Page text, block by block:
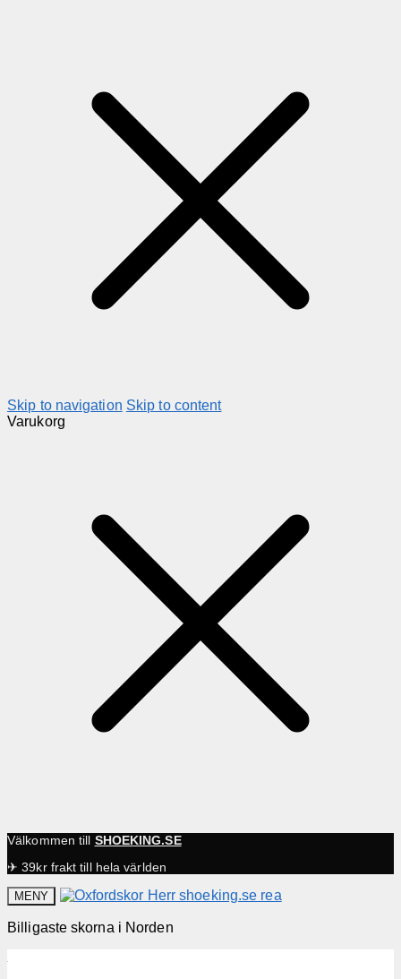
Skip to navigation Skip to content
Varukorg
Välkommen till SHOEKING.SE
✈ 39kr frakt till hela världen
MENY
Billigaste skorna i Norden